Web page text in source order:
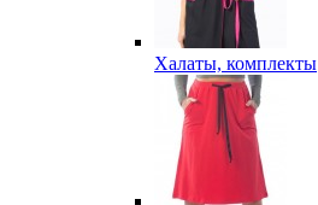
Халаты, комплекты